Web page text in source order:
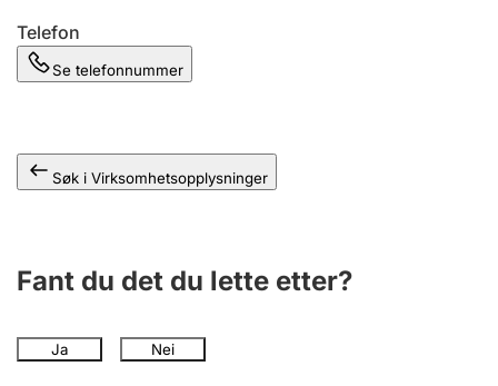
Andre tema
Telefon
Se telefonnummer
Søk i Virksomhetsopplysninger
Fant du det du lette etter?
Ja Nei